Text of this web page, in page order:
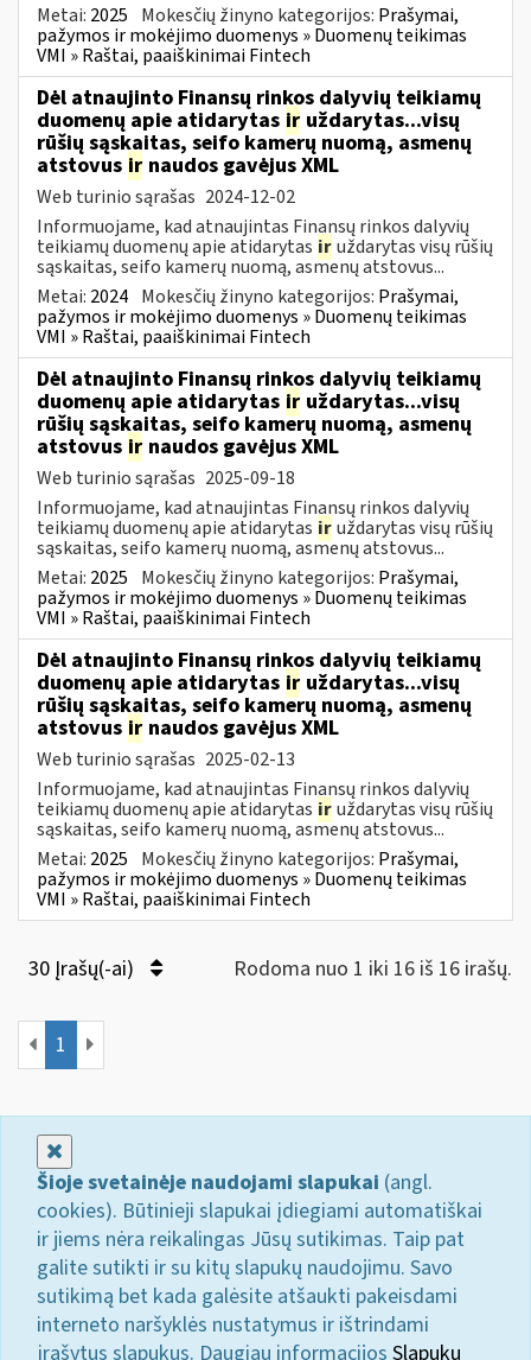
Metai: 2025 Mokesčių žinyno kategorijos: Prašymai,
pažymos ir mokėjimo duomenys » Duomenų teikimas
VMI » Raštai, paaiškinimai Fintech
Dėl atnaujinto Finansų rinkos dalyvių teikiamų
duomenų apie atidarytas ir uždarytas...visų
rūšių sąskaitas, seifo kamerų nuomą, asmenų
atstovus ir naudos gavėjus XML
Web turinio sąrašas 2024-12-02
Informuojame, kad atnaujintas Finansų rinkos dalyvių
teikiamų duomenų apie atidarytas iruždarytas visų rūšių
sąskaitas, seifo kamerų nuomą, asmenų atstovus...
Metai: 2024 Mokesčių žinyno kategorijos: Prašymai,
pažymos ir mokėjimo duomenys » Duomenų teikimas
VMI » Raštai, paaiškinimai Fintech
Dėl atnaujinto Finansų rinkos dalyvių teikiamų
duomenų apie atidarytas ir uždarytas...visų
rūšių sąskaitas, seifo kamerų nuomą, asmenų
atstovus ir naudos gavėjus XML
Web turinio sąrašas 2025-09-18
Informuojame, kad atnaujintas Finansų rinkos dalyvių
teikiamų duomenų apie atidarytas iruždarytas visų rūšių
sąskaitas, seifo kamerų nuomą, asmenų atstovus...
Metai: 2025 Mokesčių žinyno kategorijos: Prašymai,
pažymos ir mokėjimo duomenys » Duomenų teikimas
VMI » Raštai, paaiškinimai Fintech
Dėl atnaujinto Finansų rinkos dalyvių teikiamų
duomenų apie atidarytas ir uždarytas...visų
rūšių sąskaitas, seifo kamerų nuomą, asmenų
atstovus ir naudos gavėjus XML
Web turinio sąrašas 2025-02-13
Informuojame, kad atnaujintas Finansų rinkos dalyvių
teikiamų duomenų apie atidarytas iruždarytas visų rūšių
sąskaitas, seifo kamerų nuomą, asmenų atstovus...
Metai: 2025 Mokesčių žinyno kategorijos: Prašymai,
pažymos ir mokėjimo duomenys » Duomenų teikimas
VMI » Raštai, paaiškinimai Fintech
30 Įrašų(-ai) Rodoma nuo 1 iki 16 iš 16 irašų.
1
Šioje svetainėje naudojami slapukai (angl.
cookies). Būtinieji slapukai įdiegiami automatiškai
ir jiems nėra reikalingas Jūsų sutikimas. Taip pat
galite sutikti ir su kitų slapukų naudojimu. Savo
sutikimą bet kada galėsite atšaukti pakeisdami
interneto naršyklės nustatymus ir ištrindami
įrašytus slapukus. Daugiau informacijos Slapukų